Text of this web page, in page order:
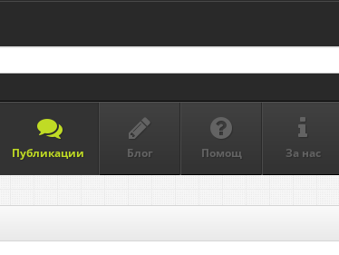
Публикации Блог Помощ За нас